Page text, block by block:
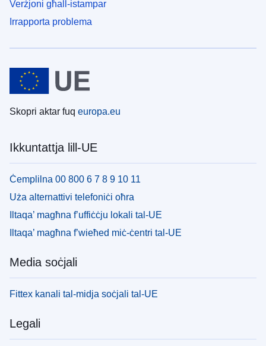
Verżjoni għall-istampar
Irrapporta problema
Skopri aktar fuq europa.eu
Ikkuntattja lill-UE
Ċemplilna 00 800 6 7 8 9 10 11
Uża alternattivi telefoniċi oħra
Iltaqa’ magħna f’uffiċċju lokali tal-UE
Iltaqa’ magħna f’wieħed miċ-ċentri tal-UE
Media soċjali
Fittex kanali tal-midja soċjali tal-UE
Legali